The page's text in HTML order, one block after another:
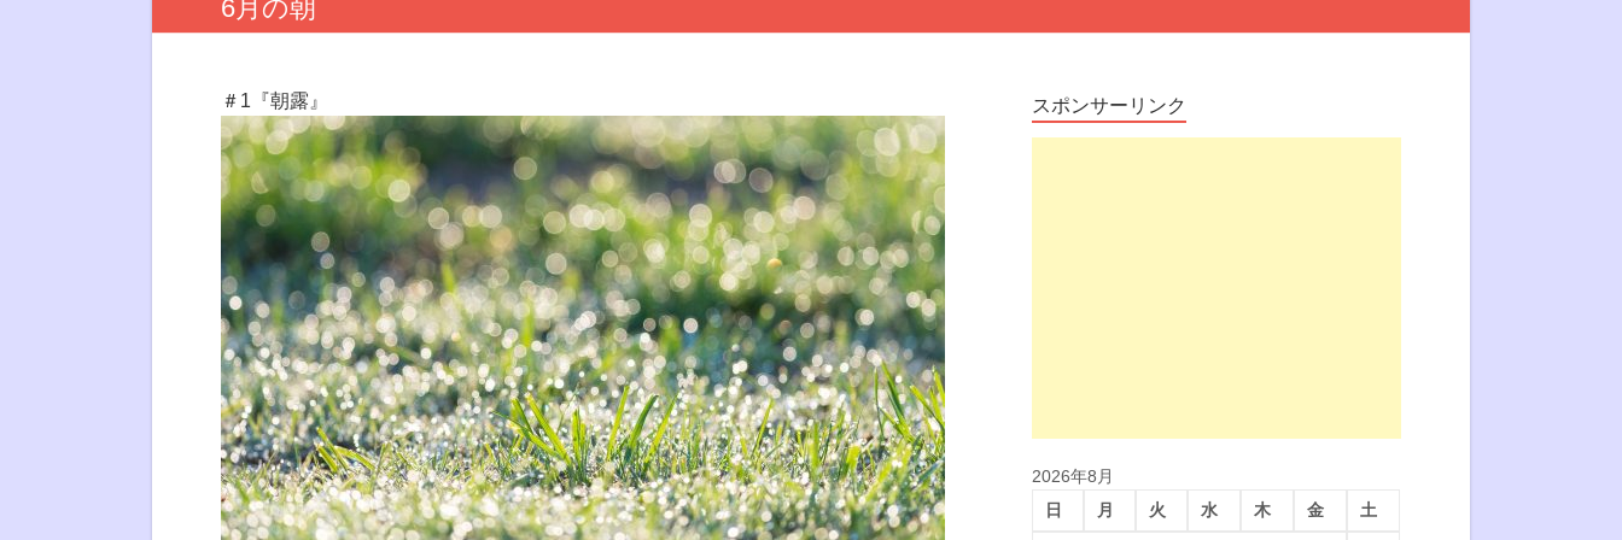
6月の朝
＃1『朝露』 スポンサーリンク
2026年8月
日
月 火 水 木 金 土